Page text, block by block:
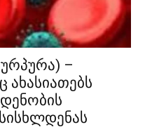
–
ახასიათებს